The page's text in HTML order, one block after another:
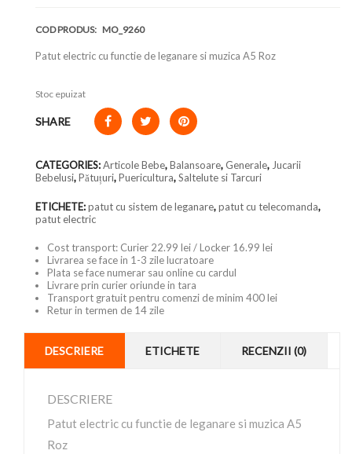
COD PRODUS: MO_9260
Patut electric cu functie de leganare si muzica A5 Roz
Stoc epuizat
SHARE
CATEGORIES:Articole Bebe,Balansoare, Generale, Jucarii
Bebelusi,Pătuțuri,Puericultura,Saltelute si Tarcuri
ETICHETE:patut cu sistem de leganare,patut cu telecomanda,
patut electric
Cost transport: Curier 22.99 lei / Locker 16.99 lei
Livrarea se face in 1-3 zile lucratoare
Plata se face numerar sau online cu cardul
Livrare prin curier oriunde in tara
Transport gratuit pentru comenzi de minim 400 lei
Retur in termen de 14 zile
DESCRIERE ETICHETE RECENZII (0)
DESCRIERE
Patut electric cu functie de leganare si muzica A5
Roz